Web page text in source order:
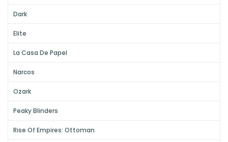
Dark
Elite
La Casa De Papel
Narcos
Ozark
Peaky Blinders
Rise Of Empires: Ottoman